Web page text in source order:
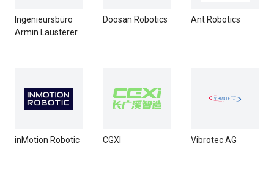
Ingenieursbüro
Armin Lausterer
Doosan Robotics Ant Robotics
inMotion Robotic CGXI Vibrotec AG